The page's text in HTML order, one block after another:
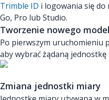
Trimble ID i logowania się do
Go, Pro lub Studio.
Tworzenie nowego
Po pierwszym uruchomieniu
aby wybrać żądaną jednostkę
Zmiana jednostki miary